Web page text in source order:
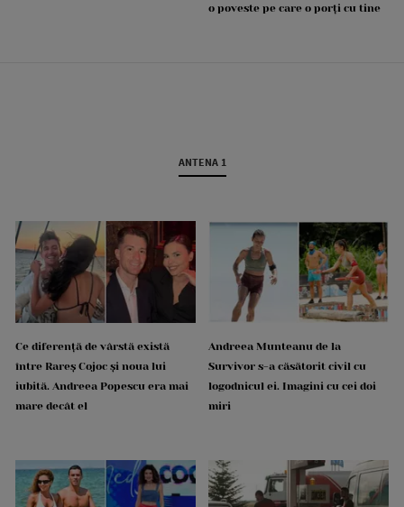
o poveste pe care o porți cu tine
ANTENA 1
Ce diferență de vârstă există
între Rareș Cojoc și noua lui
iubită. Andreea Popescu era mai
mare decât el
Andreea Munteanu de la
Survivor s-a căsătorit civil cu
logodnicul ei. Imagini cu cei doi
miri